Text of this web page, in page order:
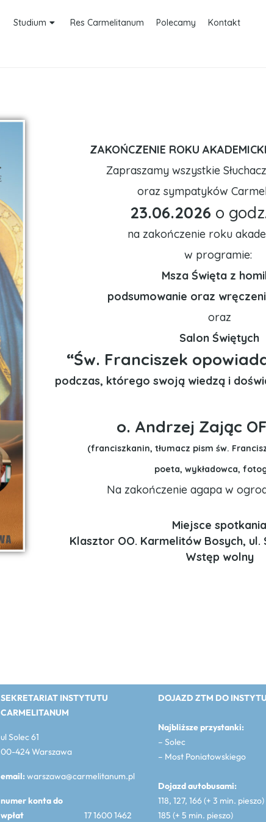
Studium Res Carmelitanum Polecamy
Kontakt
ZAKOŃCZENIE ROKU
Zapraszamy wszystkie
oraz sympatyków
23.06.2026 o godz.
na zakończenie roku
w programie:
Msza Święta z
podsumowanie oraz
oraz
Salon Świętych
“Św. Franciszek
podczas, którego swoją wiedzą i
o. Andrzej Zając
(franciszkanin, tłumacz pism św.
poeta, wykładowca,
Na zakończenie agapa w
Miejsce spotkania
Klasztor OO. Karmelitów Bosych, ul.
Wstęp wolny
SEKRETARIAT INSTYTUTU
CARMELITANUM
ul Solec 61
00-424 Warszawa
email:warszawa@carmelitanum.pl
numer konta do
wpłat 17 1600 1462
DOJAZD ZTM DO
Najbliższe przystanki:
– Solec
– Most Poniatowskiego
Dojazd autobusami:
118, 127, 166 (+ 3 min. pieszo)
185 (+ 5 min. pieszo)